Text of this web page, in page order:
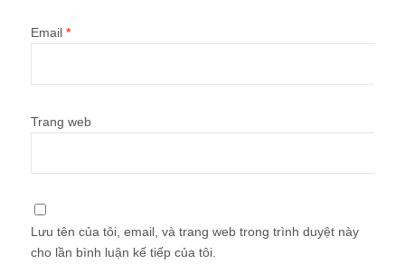
Email *
Trang web
Lưu tên của tôi, email, và trang web trong trình duyệt này
cho lần bình luận kế tiếp của tôi.